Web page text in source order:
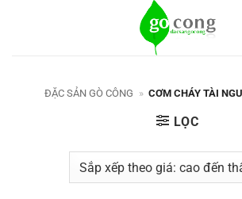
ĐẶC SẢN GÒ CÔNG » CƠM CHÁY TÀI
LỌC